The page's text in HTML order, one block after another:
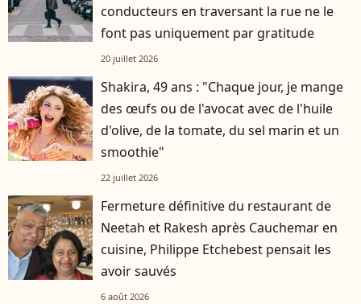
conducteurs en traversant la rue ne le
font pas uniquement par gratitude
20 juillet 2026
Shakira, 49 ans : "Chaque jour, je mange
des œufs ou de l'avocat avec de l'huile
d'olive, de la tomate, du sel marin et un
smoothie"
22 juillet 2026
Fermeture définitive du restaurant de
Neetah et Rakesh après Cauchemar en
cuisine, Philippe Etchebest pensait les
avoir sauvés
6 août 2026